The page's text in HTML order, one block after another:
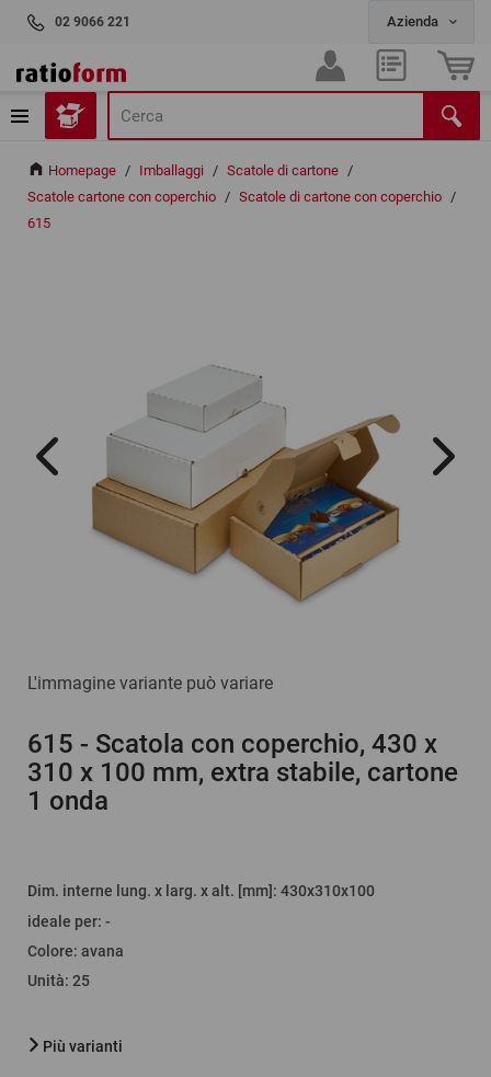
02 9066 221
Homepage / Imballaggi / Scatole di cartone /
Scatole cartone con coperchio / Scatole di cartone con coperchio /
615
L'immagine variante può variare
615 - Scatola con coperchio, 430 x
310 x 100 mm, extra stabile, cartone
1 onda
Dim. interne lung. x larg. x alt. [mm] : 430x310x100
ideale per: -
Colore: avana
Unità: 25
Più varianti